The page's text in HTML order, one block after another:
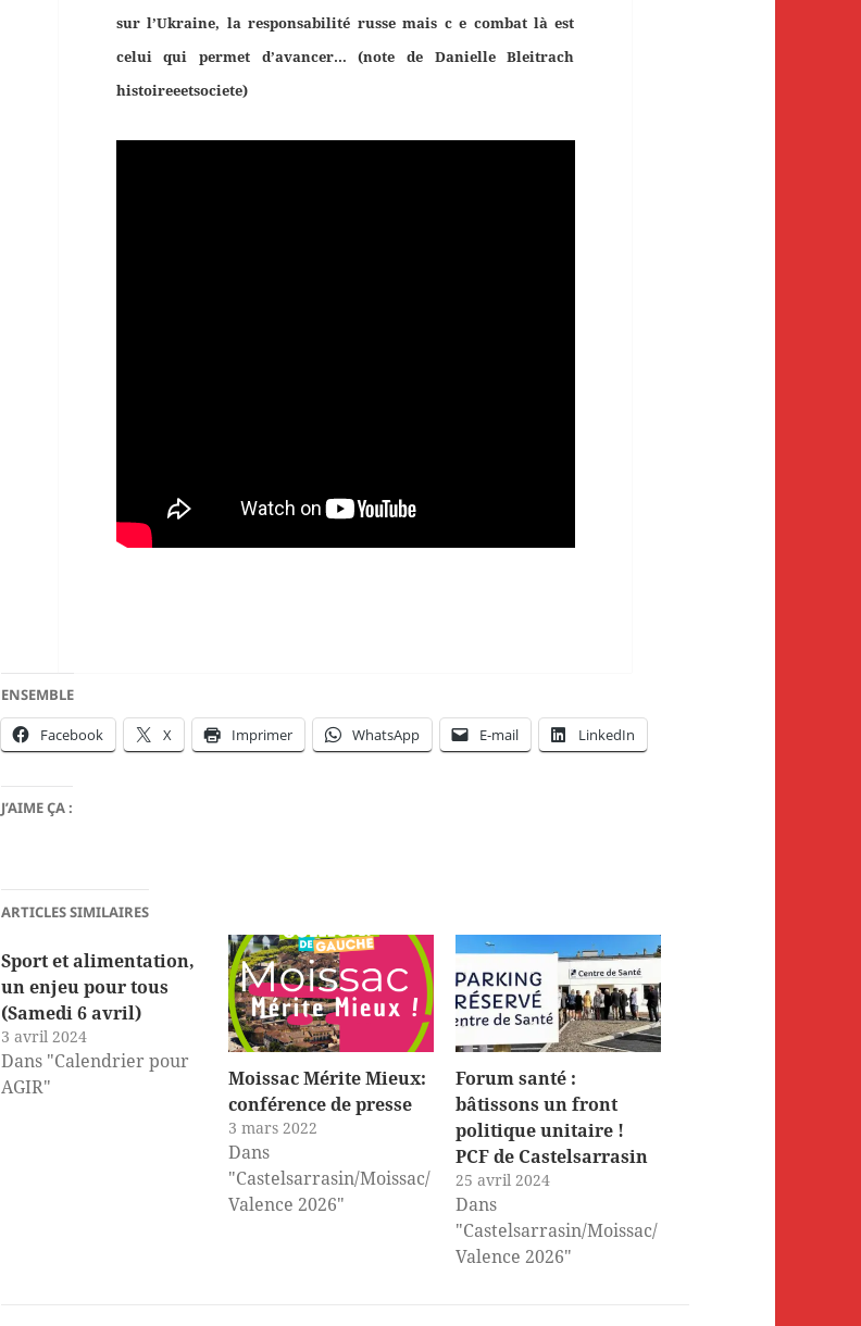
sur l’Ukraine, la responsabilité russe mais c e combat là est
celui qui permet d’avancer… (note de Danielle Bleitrach
histoireeetsociete)
ENSEMBLE
Facebook X Imprimer WhatsApp E-mail LinkedIn
J’AIME ÇA :
ARTICLES SIMILAIRES
Sport et alimentation,
un enjeu pour tous
(Samedi 6 avril)
3 avril 2024
Dans "Calendrier pour
AGIR"
Moissac Mérite Mieux:
conférence de presse
3 mars 2022
Dans
"Castelsarrasin/Moissac/
Valence 2026"
Forum santé :
bâtissons un front
politique unitaire !
PCF de Castelsarrasin
25 avril 2024
Dans
"Castelsarrasin/Moissac/
Valence 2026"